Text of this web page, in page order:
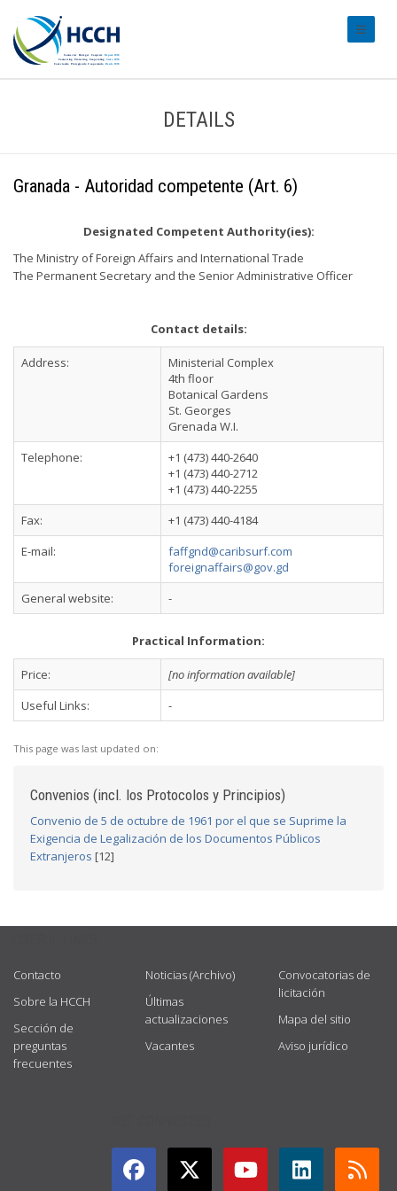
DETAILS
Granada - Autoridad competente (Art. 6)
Designated Competent Authority(ies):
The Ministry of Foreign Affairs and International Trade
The Permanent Secretary and the Senior Administrative Officer
Contact details:
Address:
Ministerial Complex
4th floor
Botanical Gardens
St. Georges
Grenada W.I.
Telephone:
+1 (473) 440-2640
+1 (473) 440-2712
+1 (473) 440-2255
Fax:
+1 (473) 440-4184
E-mail:
faffgnd@caribsurf.com
foreignaffairs@gov.gd
General website:
-
Practical Information:
Price:
[no information available]
Useful Links:
-
This page was last updated on:
Convenios (incl. los Protocolos y Principios)
Convenio de 5 de octubre de 1961 por el que se Suprime la
Exigencia de Legalización de los Documentos Públicos
Extranjeros [12]
Contacto
Sobre la HCCH
Sección de
preguntas
frecuentes
Noticias (Archivo)
Últimas
actualizaciones
Vacantes
Convocatorias de
licitación
Mapa del sitio
Aviso jurídico